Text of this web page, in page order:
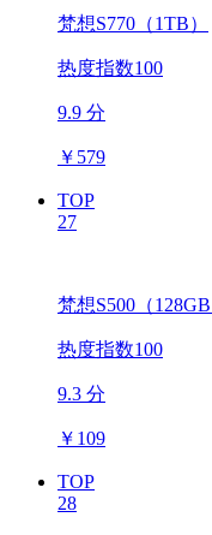
梵想S770（1TB）
热度指数100
9.9 分
￥ 579
TOP
27
梵想S500（128GB
热度指数100
9.3 分
￥ 109
TOP
28